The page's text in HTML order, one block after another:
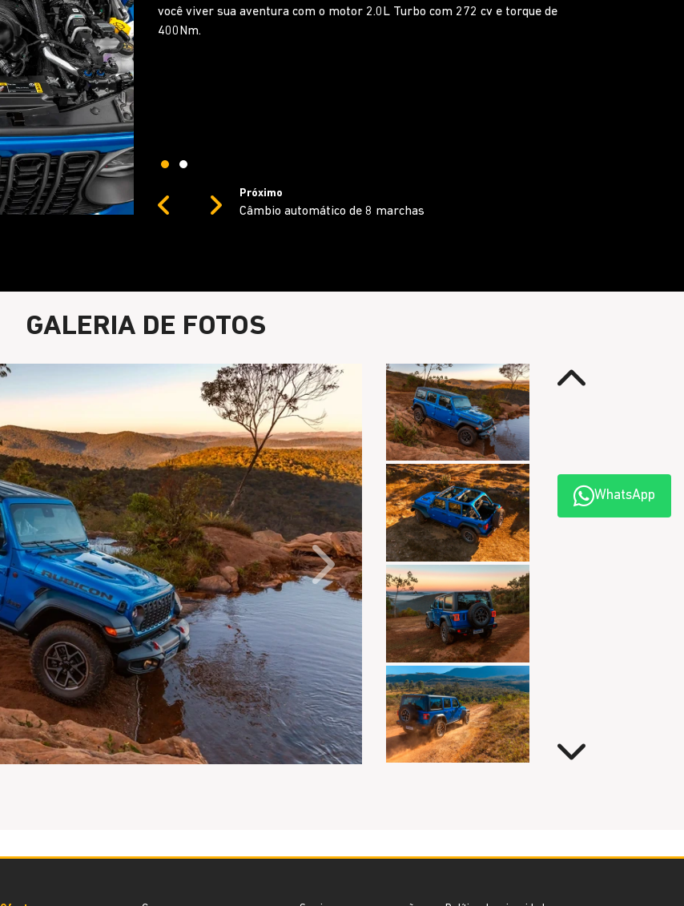
marchas, que garante que o motor trabalhe sempre na velocidade ideal para
qualquer situação.
Próximo
Motor 2.0 Turbo
PreviousNext
GALERIA DE FOTOS
Próximo
Anterior
WhatsApp